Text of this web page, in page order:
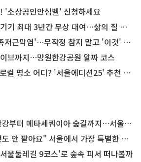
'소상공인안심벨' 신청하세요
최대 3년간 무상 대여…삶의 질 높인다
막염'…무작정 참지 말고 '이것' 해보세요!
브까지…망원한강공원 알짜 코스
명소 어디? '서울에디션25' 추천 코스
메타세쿼이아 숲길까지…서울둘레길 15코스
아요" 서울에서 가장 특별한 편의점의 정체
울둘레길 9코스'로 숲속 피서 떠나볼까